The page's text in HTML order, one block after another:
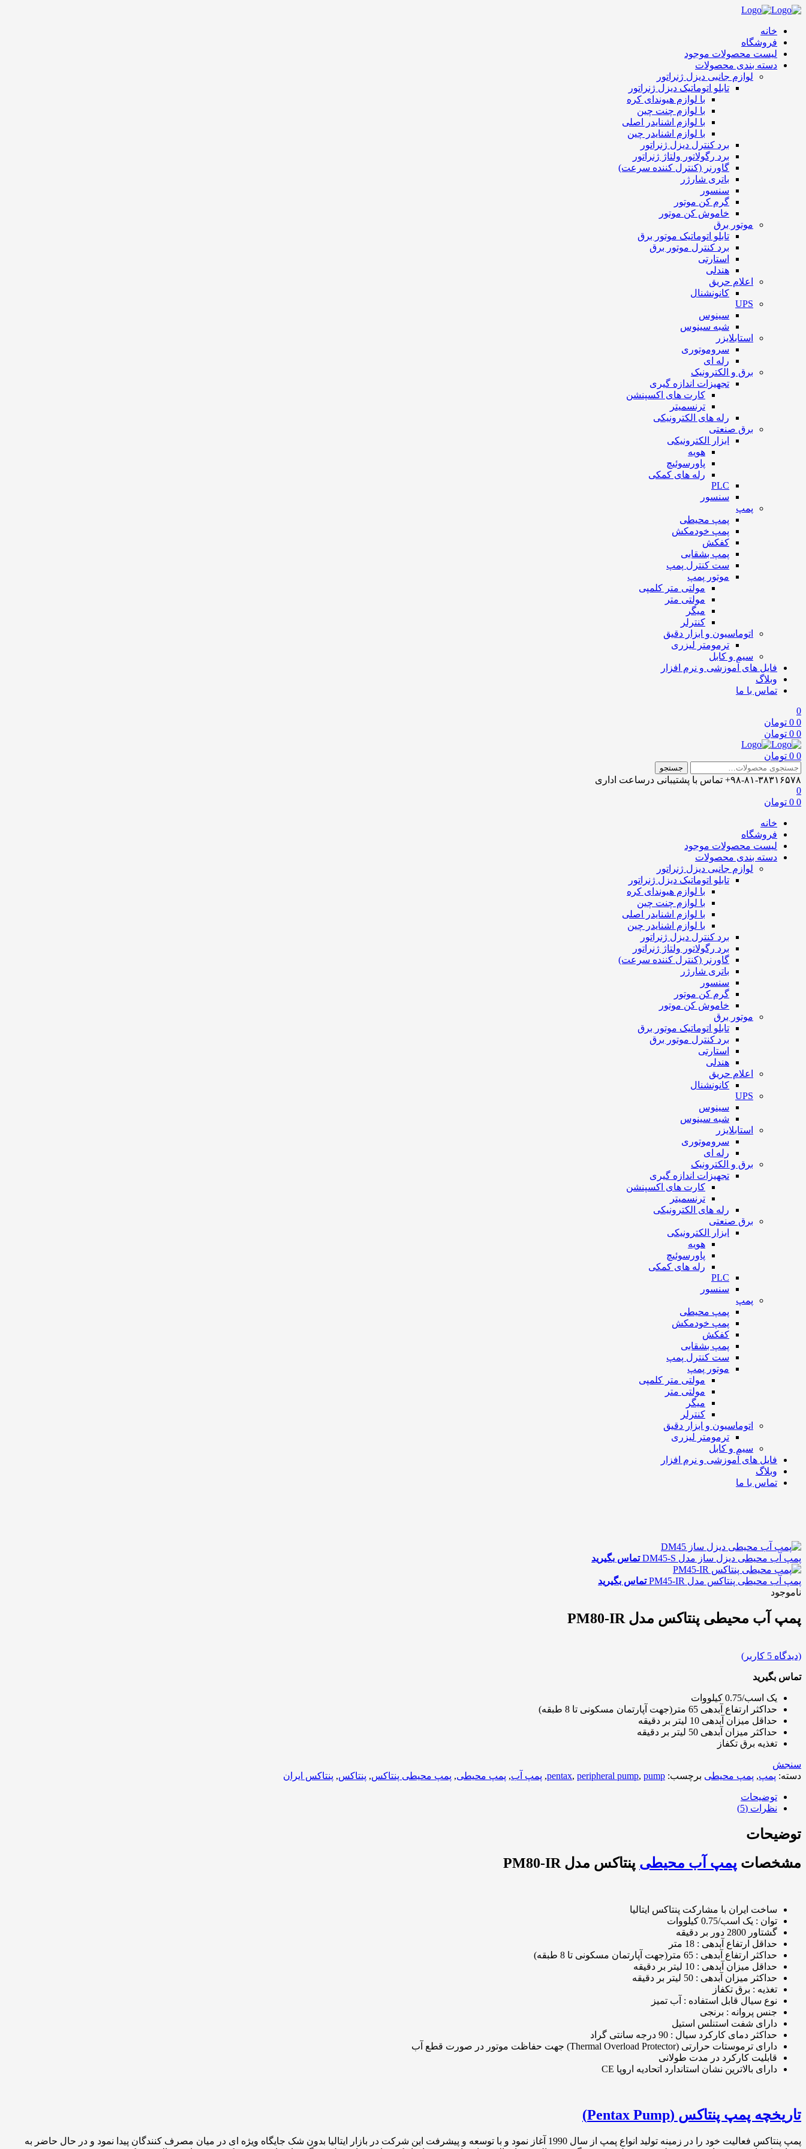
خانه
فروشگاه
لیست محصولات موجود
دسته بندی محصولات
لوازم جانبی دیزل ژنراتور
تابلو اتوماتیک دیزل ژنراتور
با لوازم هیوندای کره
با لوازم چنت چین
با لوازم اشنایدر اصلی
با لوازم اشنایدر چین
برد کنترل دیزل ژنراتور
برد رگولاتور ولتاژ ژنراتور
گاورنر (کنترل کننده سرعت)
باتری شارژر
سنسور
گرم کن موتور
خاموش کن موتور
موتور برق
تابلو اتوماتیک موتور برق
برد کنترل موتور برق
استارتی
هندلی
اعلام حریق
کانونشنال
UPS
سینوس
شبه سینوس
استابلایزر
سروموتوری
رله ای
برق و الکترونیک
تجهیزات اندازه گیری
کارت های اکسپنشن
ترنسمیتر
رله های الکترونیکی
برق صنعتی
ابزار الکترونیکی
هویه
پاورسوئیچ
رله های کمکی
PLC
سنسور
پمپ
پمپ محیطی
پمپ خودمکش
کفکش
پمپ بشقابی
ست کنترل پمپ
موتور پمپ
مولتی متر کلمپی
مولتی متر
میگر
کنترلر
اتوماسیون و ابزار دقیق
ترمومتر لیزری
سیم و کابل
فایل های آموزشی و نرم افزار
وبلاگ
تماس با ما
0
0
0 تومان
0
0 تومان
منو
0
0 تومان
منو
جستجو
برای:
جستجو
۹۸-۸۱-۳۸۳۱۶۵۷۸+ تماس با پشتیبانی درساعت اداری
0
0
0 تومان
خانه
فروشگاه
لیست محصولات موجود
دسته بندی محصولات
لوازم جانبی دیزل ژنراتور
تابلو اتوماتیک دیزل ژنراتور
با لوازم هیوندای کره
با لوازم چنت چین
با لوازم اشنایدر اصلی
با لوازم اشنایدر چین
برد کنترل دیزل ژنراتور
برد رگولاتور ولتاژ ژنراتور
گاورنر (کنترل کننده سرعت)
باتری شارژر
سنسور
گرم کن موتور
خاموش کن موتور
موتور برق
تابلو اتوماتیک موتور برق
برد کنترل موتور برق
استارتی
هندلی
اعلام حریق
کانونشنال
UPS
سینوس
شبه سینوس
استابلایزر
سروموتوری
رله ای
برق و الکترونیک
تجهیزات اندازه گیری
کارت های اکسپنشن
ترنسمیتر
رله های الکترونیکی
برق صنعتی
ابزار الکترونیکی
هویه
پاورسوئیچ
رله های کمکی
PLC
سنسور
پمپ
پمپ محیطی
پمپ خودمکش
کفکش
پمپ بشقابی
ست کنترل پمپ
موتور پمپ
مولتی متر کلمپی
مولتی متر
میگر
کنترلر
اتوماسیون و ابزار دقیق
ترمومتر لیزری
سیم و کابل
فایل های آموزشی و نرم افزار
وبلاگ
تماس با ما
پمپ آب محیطی دیزل ساز مدل DM45-S تماس بگیرید
پمپ آب محیطی پنتاکس مدل PM45-IR
تماس بگیرید
ناموجود
پمپ آب محیطی پنتاکس مدل PM80-IR
(دیدگاه 5 کاربر)
تماس بگیرید
یک اسب/0.75 کیلووات
حداکثر ارتفاع آبدهی 65 متر(جهت آپارتمان مسکونی تا 8 طبقه)
حداقل میزان آبدهی 10 لیتر بر دقیقه
حداکثر میزان آبدهی 50 لیتر بر دقیقه
تغذیه برق تکفاز
سنجش
دسته: پمپ, پمپ محیطی برچسب: pentax, peripheral pump, pump
, پمپ آب, پمپ محیطی, پمپ محیطی پنتاکس, پنتاکس, پنتاکس ایران
توضیحات
نظرات (5)
توضیحات
مشخصات پمپ آب محیطی پنتاکس مدل PM80-IR
ساخت ایران با مشارکت پنتاکس ایتالیا
توان : یک اسب/0.75 کیلووات
گشتاور 2800 دور بر دقیقه
حداقل ارتفاع آبدهی : 18 متر
حداکثر ارتفاع آبدهی : 65 متر(جهت آپارتمان مسکونی تا 8 طبقه)
حداقل میزان آبدهی : 10 لیتر بر دقیقه
حداکثر میزان آبدهی : 50 لیتر بر دقیقه
تغذیه : برق تکفاز
نوع سیال قابل استفاده : آب تمیز
جنس پروانه : برنجی
دارای شفت استنلس استیل
حداکثر دمای کارکرد سیال : 90 درجه سانتی گراد
دارای ترموستات حرارتی (Thermal Overload Protector) جهت حفاظت موتور در صورت قطع آب
قابلیت کارکرد در مدت طولانی
دارای بالاترین نشان استاندارد اتحادیه اروپا CE
تاریخچه پمپ پنتاکس (Pentax Pump)
پمپ پنتاکس فعالیت خود را در زمینه تولید انواع پمپ از سال 1990 آغاز نمود و با توسعه و پیشرفت این شرکت در بازار ایتالیا بدون شک جایگاه ویژه ای در میان مصرف کنندگان پیدا نمود و در حال حاضر به